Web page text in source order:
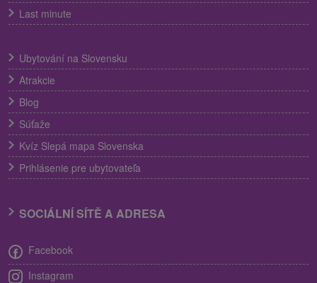
Last minute
Ubytování na Slovensku
Atrakcie
Blog
Súťaže
Kvíz Slepá mapa Slovenska
Prihlásenie pre ubytovateľa
SOCIÁLNÍ SÍTĚ A ADRESA
Facebook
Instagram